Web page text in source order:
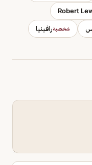
Robert
شخصيةرافينيا